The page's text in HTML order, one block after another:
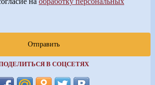
Отправить
В СОЦСЕТЯХ